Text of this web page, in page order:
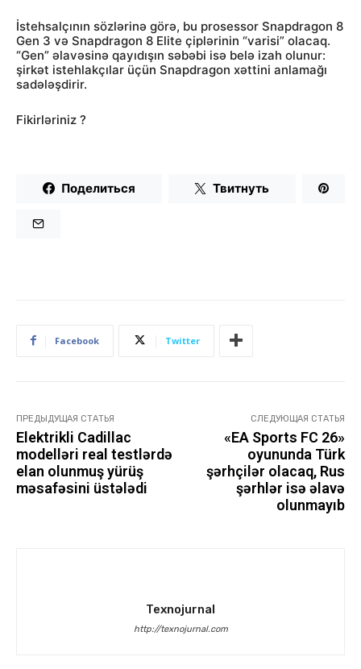
İstehsalçının sözlərinə görə, bu prosessor Snapdragon 8
Gen 3 və Snapdragon 8 Elite çiplərinin “varisi” olacaq.
“Gen” əlavəsinə qayıdışın səbəbi isə belə izah olunur:
şirkət istehlakçılar üçün Snapdragon xəttini anlamağı
sadələşdirir.
Fikirləriniz ?
Поделиться Твитнуть
Facebook Twitter
ПРЕДЫДУЩАЯ СТАТЬЯ
Elektrikli Cadillac
modelləri real testlərdə
elan olunmuş yürüş
məsafəsini üstələdi
СЛЕДУЮЩАЯ СТАТЬЯ
«EA Sports FC 26»
oyununda Türk
şərhçilər olacaq, Rus
şərhlər isə əlavə
olunmayıb
Texnojurnal
http://texnojurnal.com